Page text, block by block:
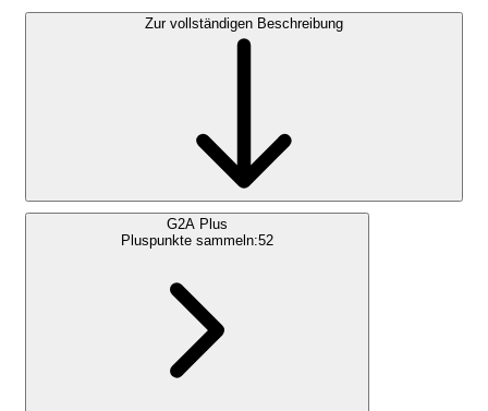
Zur vollständigen Beschreibung
G2A Plus
Pluspunkte sammeln:52